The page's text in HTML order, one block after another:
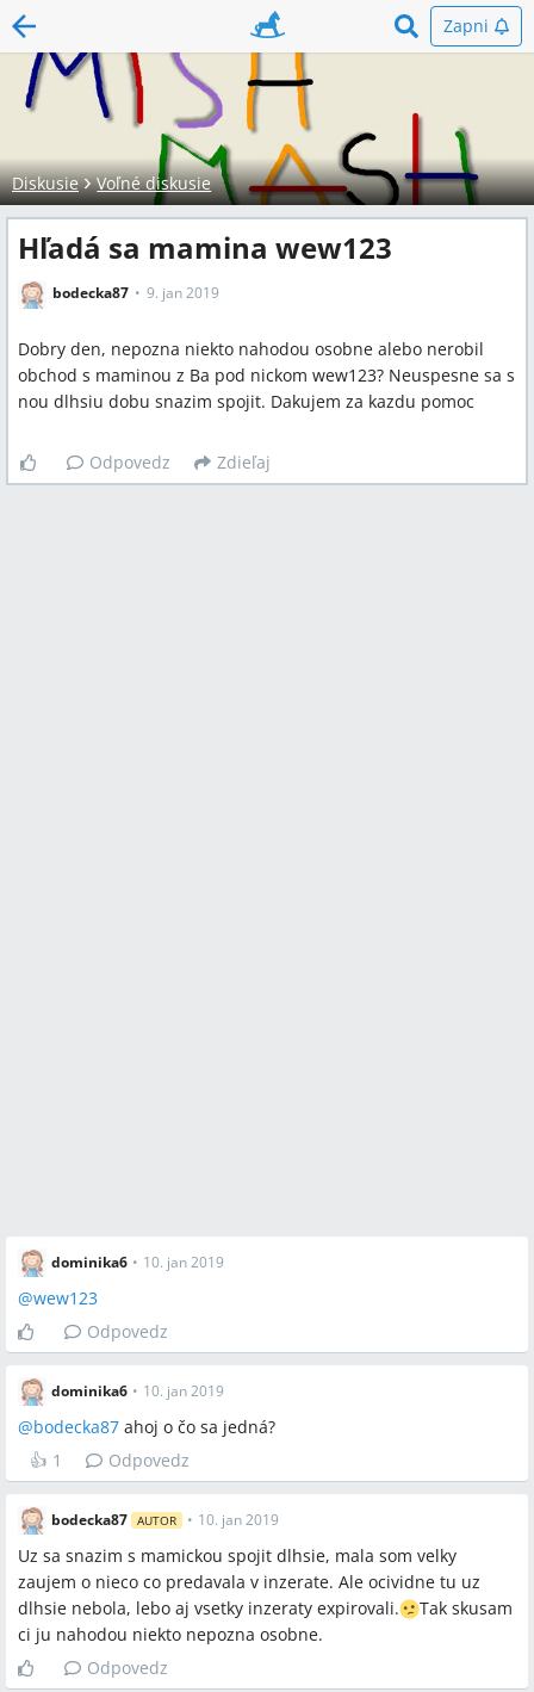
Zapni
Diskusie Voľné diskusie
Hľadá sa mamina wew123
bodecka87 9. jan 2019
Dobry den, nepozna niekto nahodou osobne alebo nerobil
obchod s maminou z Ba pod nickom wew123? Neuspesne sa s
nou dlhsiu dobu snazim spojit. Dakujem za kazdu pomoc
Odpovedz Zdieľaj
dominika6 • 10. jan 2019
@wew123
Odpovedz
dominika6 • 10. jan 2019
@bodecka87 ahoj o čo sa jedná?
👍 1 Odpovedz
bodecka87 AUTOR • 10. jan 2019
Uz sa snazim s mamickou spojit dlhsie, mala som velky
zaujem o nieco co predavala v inzerate. Ale ocividne tu uz
dlhsie nebola, lebo aj vsetky inzeraty expirovali.
Tak skusam
ci ju nahodou niekto nepozna osobne.
Odpovedz